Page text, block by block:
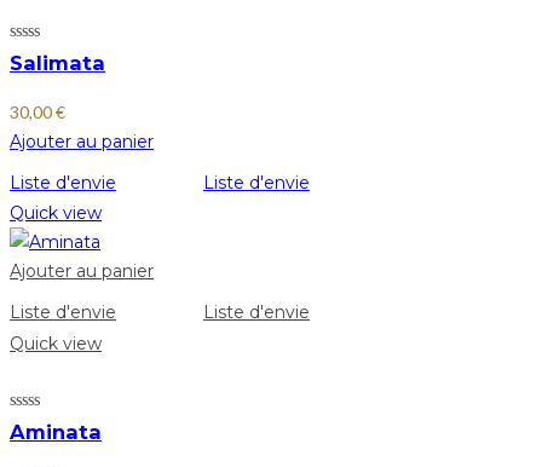
Salimata
30,00€
Ajouter au panier
Liste d'envie
Liste d'envie
Quick view
Ajouter au panier
Liste d'envie
Liste d'envie
Quick view
Aminata